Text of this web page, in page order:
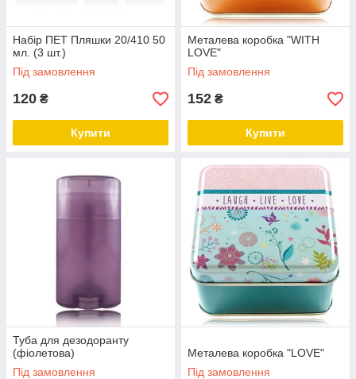
Набір ПЕТ Пляшки 20/410 50
мл. (3 шт.)
Під замовлення
120 ₴
Купити
Металева коробка "WITH
LOVE"
Під замовлення
152 ₴
Купити
Туба для дезодоранту
(фіолетова)
Під замовлення
Металева коробка "LOVE"
Під замовлення